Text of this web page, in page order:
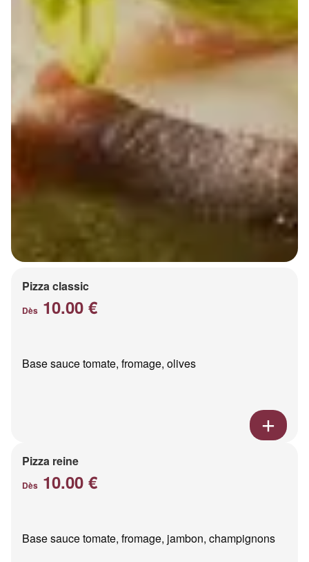
Pizza classic
Dès 10.00 €
Base sauce tomate, fromage, olives
Pizza reine
Dès 10.00 €
Base sauce tomate, fromage, jambon, champignons